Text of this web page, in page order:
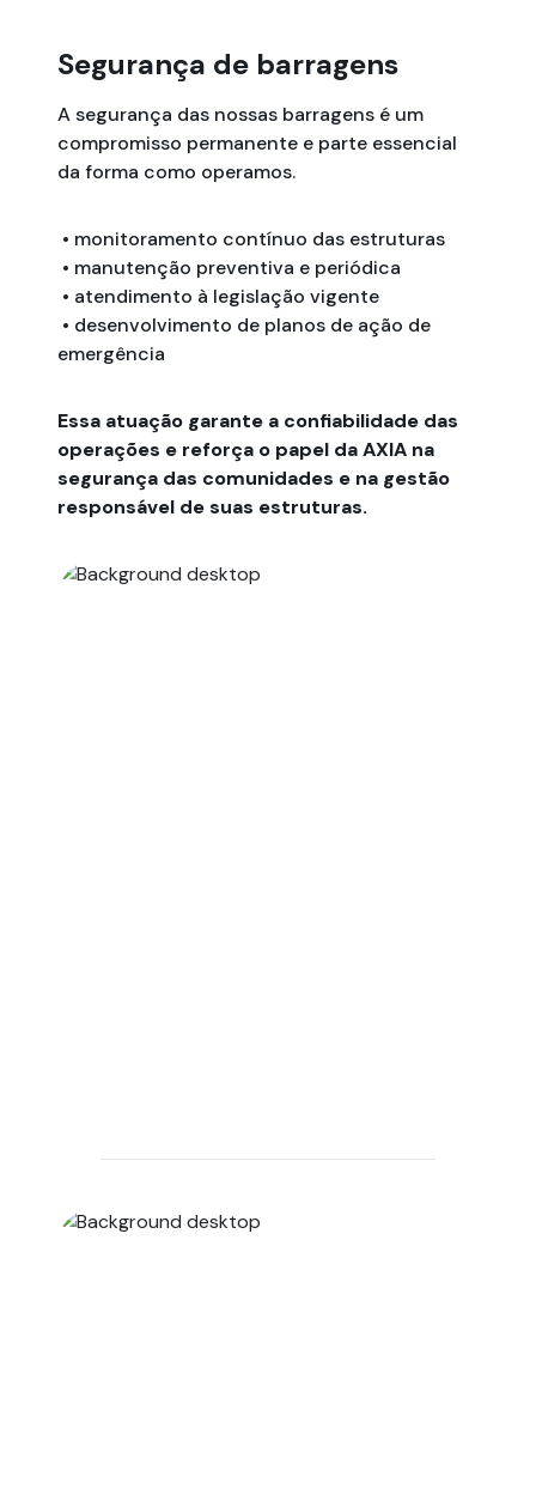
Segurança de barragens
A segurança das nossas barragens é um
compromisso permanente e parte essencial
da forma como operamos.
• monitoramento contínuo das estruturas
• manutenção preventiva e periódica
• atendimento à legislação vigente
• desenvolvimento de planos de ação de
emergência
Essa atuação garante a confiabilidade das
operações e reforça o papel da AXIA na
segurança das comunidades e na gestão
responsável de suas estruturas.